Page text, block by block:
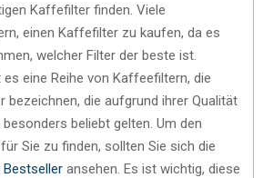
Kaffefilter finden. Viele
einen Kaffefilter zu kaufen, da es
welcher Filter der beste ist.
eine Reihe von Kaffeefiltern, die
bezeichnen, die aufgrund ihrer Qualität
beliebt gelten. Um den
Sie zu finden, sollten Sie sich die
ansehen. Es ist wichtig, diese